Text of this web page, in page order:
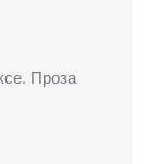
Проза